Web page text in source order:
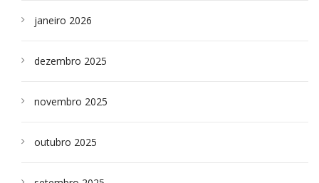
janeiro 2026
dezembro 2025
novembro 2025
outubro 2025